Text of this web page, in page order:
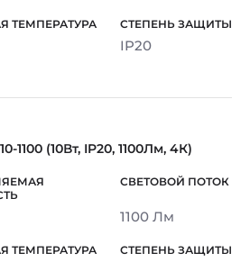
IP20
1100 (10Вт, IP20, 1100Лм, 4К)
1100 Лм